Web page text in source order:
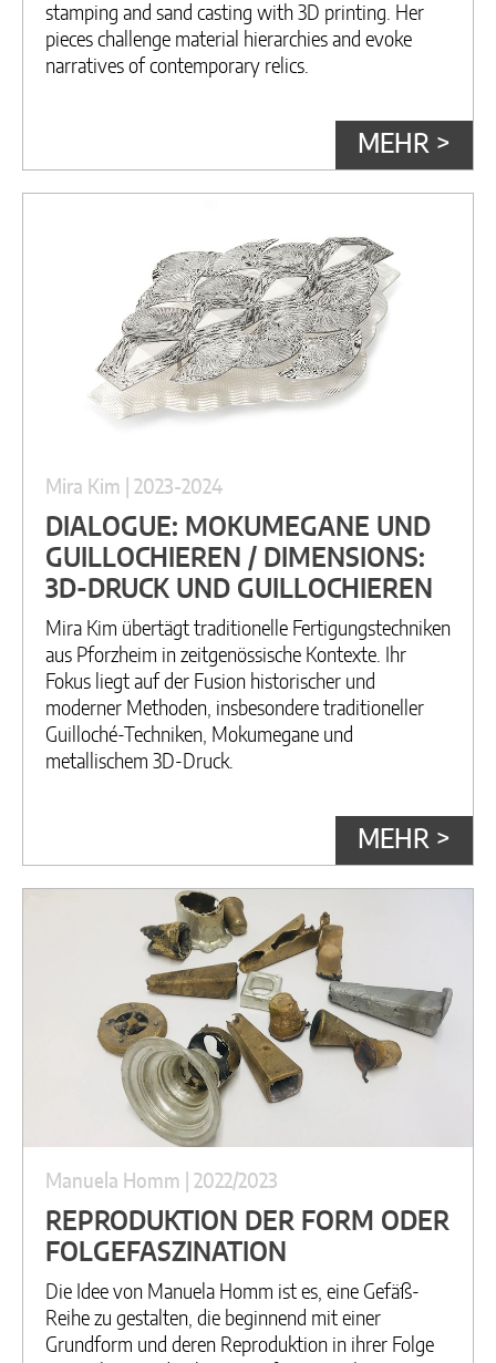
stamping and sand casting with 3D printing. Her
pieces challenge material hierarchies and evoke
narratives of contemporary relics.
MEHR >
Mira Kim | 2023-2024
DIALOGUE: MOKUMEGANE UND
GUILLOCHIEREN / DIMENSIONS:
3D-DRUCK UND GUILLOCHIEREN
Mira Kim übertägt traditionelle Fertigungstechniken
aus Pforzheim in zeitgenössische Kontexte. Ihr
Fokus liegt auf der Fusion historischer und
moderner Methoden, insbesondere traditioneller
Guilloché-Techniken, Mokumegane und
metallischem 3D-Druck.
MEHR >
Manuela Homm | 2022/2023
REPRODUKTION DER FORM ODER
FOLGEFASZINATION
Die Idee von Manuela Homm ist es, eine Gefäß-
Reihe zu gestalten, die beginnend mit einer
Grundform und deren Reproduktion in ihrer Folge